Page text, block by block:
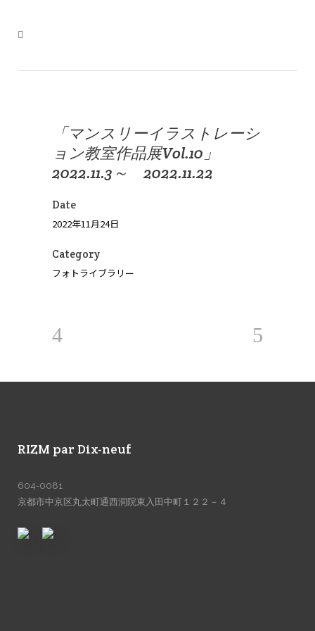
「マンスリーイラストレーシ
ョン教室作品展Vol.10」
2022.11.3～ 2022.11.22
Date
2022年11月24日
Category
フォトライブラリー
RIZM par Dix-neuf
604-0081
京都市中京区丸太町通西洞院東入田中町１２２－４